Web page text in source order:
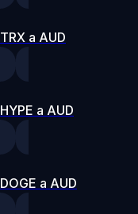
TRX a AUD
HYPE a AUD
DOGE a AUD